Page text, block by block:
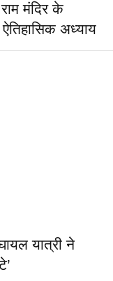
मंदिर के
अध्याय
यात्री ने